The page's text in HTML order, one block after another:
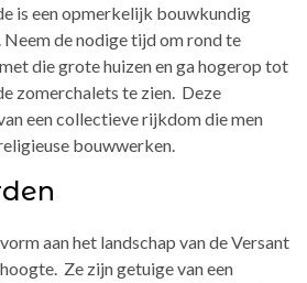
is een opmerkelijk bouwkundig
de nodige tijd om rond te
die grote huizen en ga hogerop tot
zomerchalets te zien. Deze
een collectieve rijkdom die men
bouwwerken.
aan het landschap van de Versant
Ze zijn getuige van een